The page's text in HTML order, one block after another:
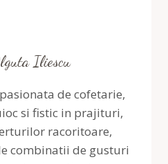
Iliescu
de cofetarie,
si fistic in prajituri,
racoritoare,
combinatii de gusturi